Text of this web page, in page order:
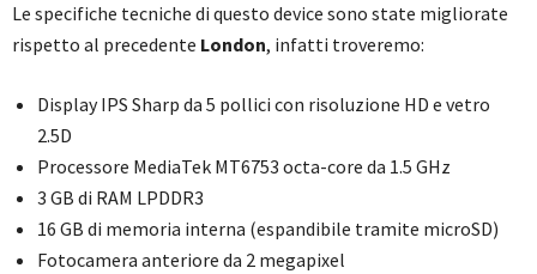
Le specifiche tecniche di questo device sono state migliorate
rispetto al precedente London, infatti troveremo:
Display IPS Sharp da 5 pollici con risoluzione HD e vetro
2.5D
Processore MediaTek MT6753 octa-core da 1.5 GHz
3 GB di RAM LPDDR3
16 GB di memoria interna (espandibile tramite microSD)
Fotocamera anteriore da 2 megapixel